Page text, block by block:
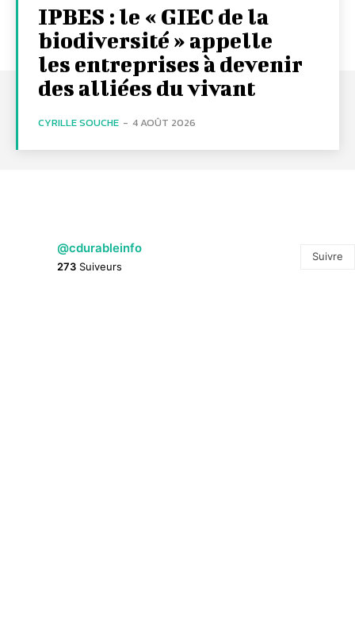
IPBES : le « GIEC de la
biodiversité » appelle
les entreprises à devenir
des alliées du vivant
CYRILLE SOUCHE - 4 AOÛT 2026
@cdurableinfo
273 Suiveurs
Suivre